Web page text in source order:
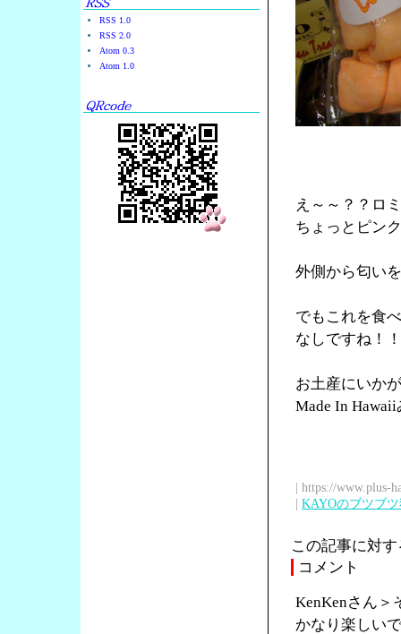
RSS 1.0
RSS 2.0
Atom 0.3
Atom 1.0
え～～？？ロ
ちょっとピン
外側から匂い
でもこれを食
なしですね！
お土産にいか
Made In
| https://www.plus-
| KAYOのブツブ
この記事に対
コメント
KenKenさん＞
かなり楽しい